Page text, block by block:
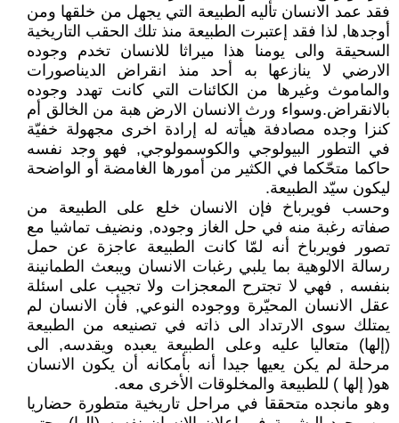
فقد عمد الانسان تأليه الطبيعة التي يجهل من خلقها ومن
أوجدها, لذا فقد إعتبرت الطبيعة منذ تلك الحقب التاريخية
السحيقة والى يومنا هذا ميراثا للانسان تخدم وجوده
الارضي لا ينازعها به أحد منذ انقراض الديناصورات
والماموث وغيرها من الكائنات التي كانت تهدد وجوده
بالانقراض.وسواء ورث الانسان الارض هبة من الخالق أم
كنزا وجده مصادفة هيأته له إرادة اخرى مجهولة خفيّة
في التطور البيولوجي والكوسمولوجي, فهو وجد نفسه
حاكما متحّكما في الكثير من أمورها الغامضة أو الواضحة
ليكون سيّد الطبيعة.
وحسب فويرباخ فإن الانسان خلع على الطبيعة من
صفاته رغبة منه في حل الغاز وجوده, ونضيف تماشيا مع
تصور فويرباخ أنه لمّا كانت الطبيعة عاجزة عن حمل
رسالة الالوهية بما يلبي رغبات الانسان ويبعث الطمانينة
بنفسه , فهي لا تجترح المعجزات ولا تجيب على اسئلة
عقل الانسان المحيّرة ووجوده النوعي, فأن الانسان لم
يمتلك سوى الارتداد الى ذاته في تصنيعه من الطبيعة
(إلها) متعاليا عليه وعلى الطبيعة يعبده ويقدسه, الى
مرحلة لم يكن يعيها جيدا أنه بأمكانه أن يكون الانسان
هو( إلها ) للطبيعة والمخلوقات الأخرى معه.
وهو مانجده متحققا في مراحل تاريخية متطورة حضاريا